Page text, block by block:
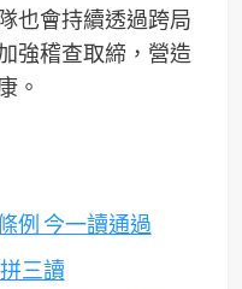
也會持續透過跨局
強稽查取締，營造
。
例 今一讀通過
三讀